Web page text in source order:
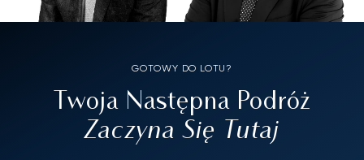
GOTOWY DO LOTU?
Twoja Następna Podróż
Zaczyna Się Tutaj